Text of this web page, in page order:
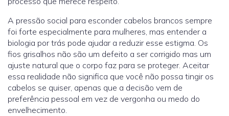
A pressão social para esconder cabelos brancos sempre
foi forte especialmente para mulheres, mas entender a
biologia por trás pode ajudar a reduzir esse estigma. Os
fios grisalhos não são um defeito a ser corrigido mas um
ajuste natural que o corpo faz para se proteger. Aceitar
essa realidade não significa que você não possa tingir os
cabelos se quiser, apenas que a decisão vem de
preferência pessoal em vez de vergonha ou medo do
envelhecimento.